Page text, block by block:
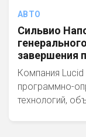
АВТО
Сильвио
завершения
Компания Lucid
программно-
технологий,